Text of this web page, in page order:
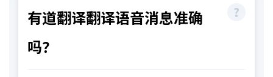
有道翻译翻译语音消息准确
吗？